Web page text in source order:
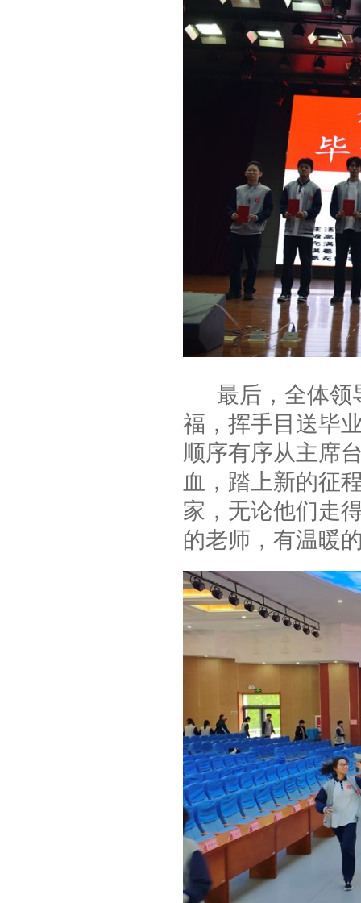
最后，全体领
福，挥手目送毕
顺序有序从主席
血，踏上新的征
家，无论他们走
的老师，有温暖